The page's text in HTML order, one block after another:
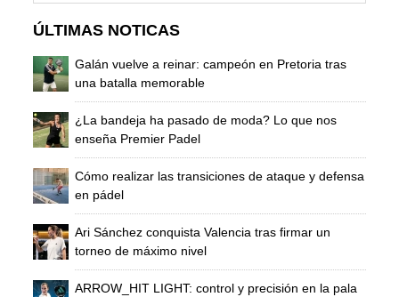
ÚLTIMAS NOTICAS
Galán vuelve a reinar: campeón en Pretoria tras
una batalla memorable
¿La bandeja ha pasado de moda? Lo que nos
enseña Premier Padel
Cómo realizar las transiciones de ataque y defensa
en pádel
Ari Sánchez conquista Valencia tras firmar un
torneo de máximo nivel
ARROW_HIT LIGHT: control y precisión en la pala